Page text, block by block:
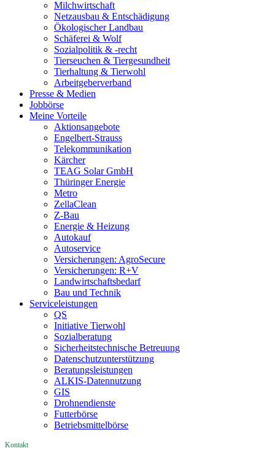
Milchwirtschaft
Netzausbau & Entschädigung
Ökologischer Landbau
Schäferei & Wolf
Sozialpolitik & -recht
Tierseuchen & Tiergesundheit
Tierhaltung & Tierwohl
Arbeitgeberverband
Presse & Medien
Jobbörse
Meine Vorteile
Aktionsangebote
Engelbert-Strauss
Telekommunikation
Kärcher
TEAG Solar GmbH
Thüringer Energie
Metro
ZellaClean
Z-Bau
Energie & Heizung
Autokauf
Autoservice
Versicherungen: AgroSecure
Versicherungen: R+V
Landwirtschaftsbedarf
Bau und Technik
Service­­leistungen
QS
Initiative Tierwohl
Sozialberatung
Sicherheitstechnische Betreuung
Datenschutzunterstützung
Beratungsleistungen
ALKIS-Datennutzung
GIS
Drohnendienste
Futterbörse
Betriebsmittelbörse
Kontakt